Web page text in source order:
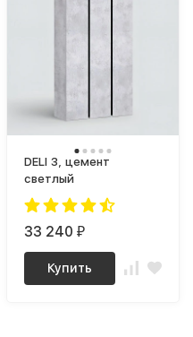
DELI 3, цемент
светлый
33 240 ₽
Купить